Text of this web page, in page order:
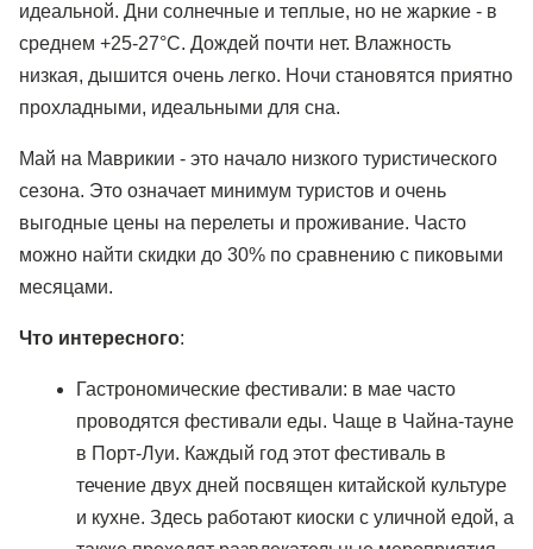
идеальной. Дни солнечные и теплые, но не жаркие - в
среднем +25-27°C. Дождей почти нет. Влажность
низкая, дышится очень легко. Ночи становятся приятно
прохладными, идеальными для сна.
Май на Маврикии - это начало низкого туристического
сезона. Это означает минимум туристов и очень
выгодные цены на перелеты и проживание. Часто
можно найти скидки до 30% по сравнению с пиковыми
месяцами.
Что интересного:
Гастрономические фестивали: в мае часто
проводятся фестивали еды. Чаще в Чайна-тауне
в Порт-Луи. Каждый год этот фестиваль в
течение двух дней посвящен китайской культуре
и кухне. Здесь работают киоски с уличной едой, а